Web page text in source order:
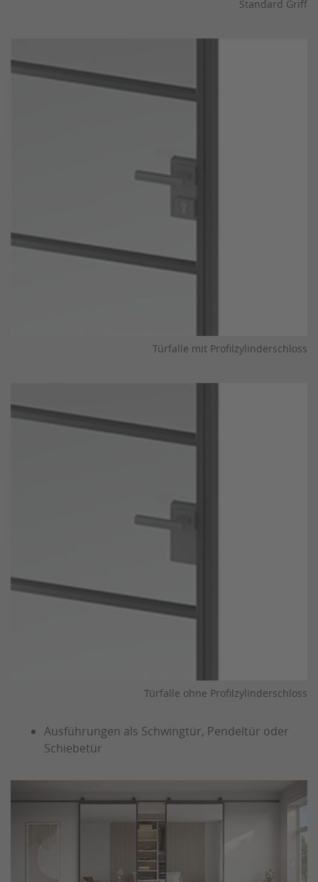
Standard Griff
Türfalle mit Profilzylinderschloss
Türfalle ohne Profilzylinderschloss
Ausführungen als Schwingtür, Pendeltür oder
Schiebetür